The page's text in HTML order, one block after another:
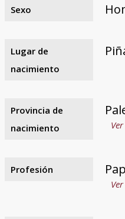
Sexo
Lugar de
nacimiento
Provincia de
nacimiento
Profesión